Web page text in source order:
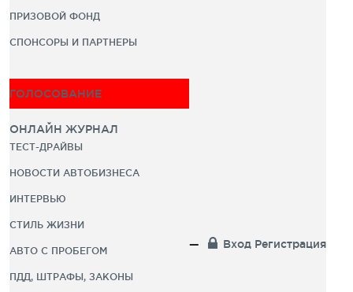
ПРИЗОВОЙ ФОНД
СПОНСОРЫ И ПАРТНЕРЫ
ГОЛОСОВАНИЕ
ОНЛАЙН ЖУРНАЛ
ТЕСТ-ДРАЙВЫ
НОВОСТИ АВТОБИЗНЕСА
ИНТЕРВЬЮ
СТИЛЬ ЖИЗНИ
АВТО С ПРОБЕГОМ
ПДД, ШТРАФЫ, ЗАКОНЫ
Вход Регистрация